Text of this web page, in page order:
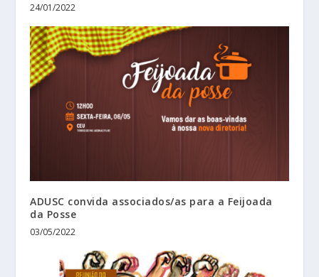
24/01/2022
ADUSC convida associados/as para a Feijoada
da Posse
03/05/2022